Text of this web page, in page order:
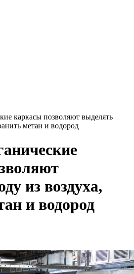
каркасы позволяют выделять
метан и водород
из воздуха,
и водород